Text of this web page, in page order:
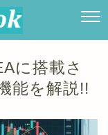
に搭載さ
能を解説!!